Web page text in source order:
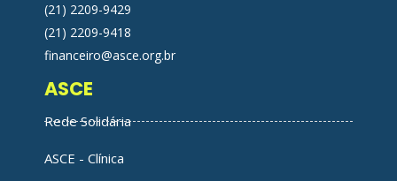
(21) 2209-9429
(21) 2209-9418
financeiro@asce.org.br
ASCE
Rede Solidária
ASCE - Clínica